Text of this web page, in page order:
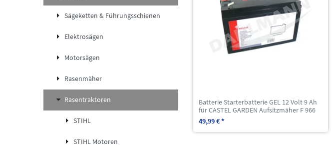
Sägeketten & Führungsschienen
Elektrosägen
Motorsägen
Rasenmäher
Rasentraktoren
STIHL
STIHL Motoren
Batterie Starterbatterie GEL 12 Volt 9 Ah
für CASTEL GARDEN Aufsitzmäher F 966
49,99 € *